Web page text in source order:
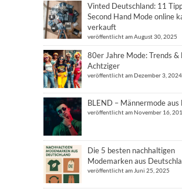
Vinted Deutschland: 11
Second Hand Mode online
verkauft
veröffentlicht am August 30, 2025
80er Jahre Mode: Trends &
Achtziger
veröffentlicht am Dezember 3, 2024
BLEND – Männermode aus
veröffentlicht am November 16,
Die 5 besten nachhaltigen
Modemarken aus
veröffentlicht am Juni 25, 2025